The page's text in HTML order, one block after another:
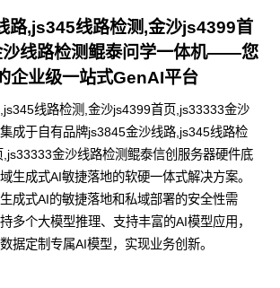
路,js345线路检测,金沙js4399首
线路检测鲲泰问学一体机——您
企业级一站式GenAI平台
线路检测,金沙js4399首页,js33333金沙
成于自有品牌js3845金沙线路,js345线路检
金沙线路检测鲲泰信创服务器硬件底
生成式AI敏捷落地的软硬一体式解决方案。
成式AI的敏捷落地和私域部署的安全性需
多个大模型推理、支持丰富的AI模型应用，
据定制专属AI模型，实现业务创新。